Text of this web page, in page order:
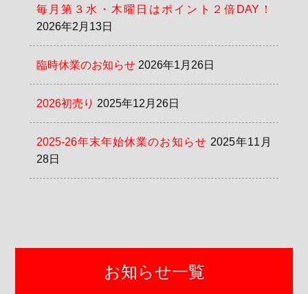
毎月第３水・木曜日はポイント２倍DAY！
2026年2月13日
臨時休業のお知らせ 2026年1月26日
2026初売り 2025年12月26日
2025-26年末年始休業のお知らせ 2025年11月
28日
お知らせ一覧